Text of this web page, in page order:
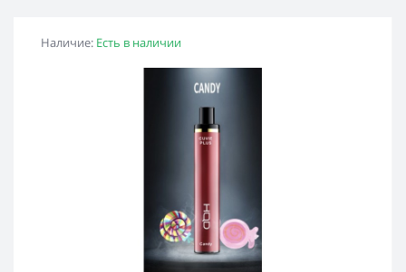
Наличие: Есть в наличии